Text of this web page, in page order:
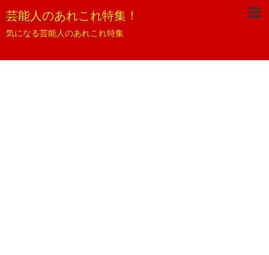
芸能人のあれこれ特集！
気になる芸能人のあれこれ特集